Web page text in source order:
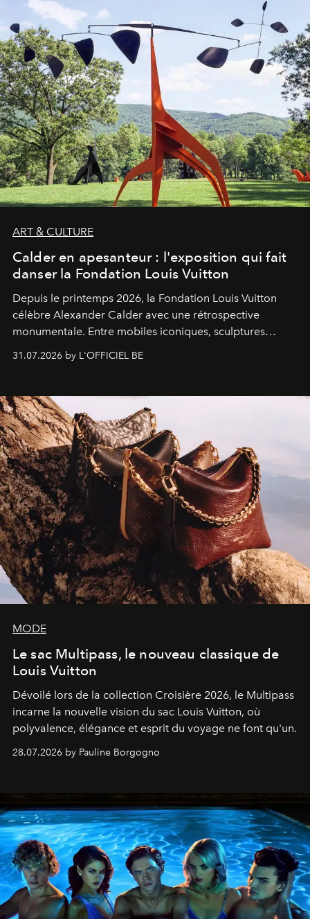
ART & CULTURE
Calder en apesanteur : l'exposition qui fait
danser la Fondation Louis Vuitton
Depuis le printemps 2026, la Fondation Louis Vuitton
célèbre Alexander Calder avec une rétrospective
monumentale. Entre mobiles iconiques, sculptures
monumentales et poésie du mouvement, l'artiste
américain investit les espaces imaginés par Frank Gehry
sculpture.
31.07.2026 by L'OFFICIEL BE
MODE
Le sac Multipass, le nouveau classique de
Louis Vuitton
Dévoilé lors de la collection Croisière 2026, le Multipass
incarne la nouvelle vision du sac Louis Vuitton, où
polyvalence, élégance et esprit du voyage ne font qu'un.
28.07.2026 by Pauline Borgogno